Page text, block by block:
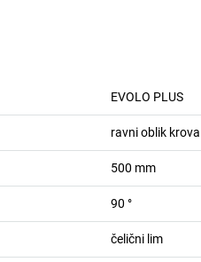
EVOLO PLUS
ravni oblik krova
500 mm
90 °
čelični lim